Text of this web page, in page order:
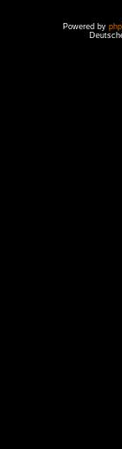
Powered by